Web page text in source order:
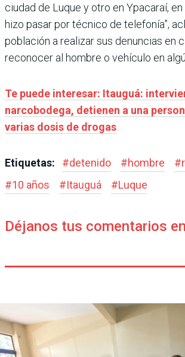
ciudad de Luque y otro en Ypacaraí,
hizo pasar por técnico de telefonía”,
población a realizar sus denuncias en
reconocer al hombre o vehículo en
Te puede interesar: Itauguá:
narcobodega, detienen a una
varias dosis de drogas
Etiquetas: #detenido #hombre #
#10 años #Itauguá #Luque
Déjanos tus comentarios